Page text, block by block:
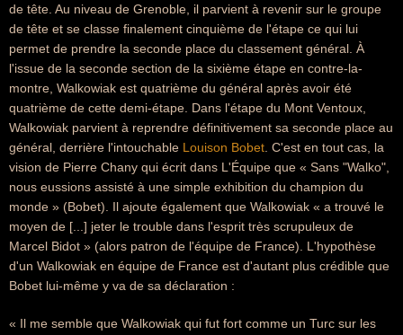
de tête. Au niveau de Grenoble, il parvient à revenir sur le groupe
de tête et se classe finalement cinquième de l'étape ce qui lui
permet de prendre la seconde place du classement général. À
l'issue de la seconde section de la sixième étape en contre-la-
montre, Walkowiak est quatrième du général après avoir été
quatrième de cette demi-étape. Dans l'étape du Mont Ventoux,
Walkowiak parvient à reprendre définitivement sa seconde place au
général, derrière l'intouchable Louison Bobet . C'est en tout cas, la
vision de Pierre Chany qui écrit dans L'Équipe que « Sans "Walko",
nous eussions assisté à une simple exhibition du champion du
monde » (Bobet). Il ajoute également que Walkowiak « a trouvé le
moyen de [...] jeter le trouble dans l'esprit très scrupuleux de
Marcel Bidot » (alors patron de l'équipe de France). L'hypothèse
d'un Walkowiak en équipe de France est d'autant plus crédible que
Bobet lui-même y va de sa déclaration :
« Il me semble que Walkowiak qui fut fort comme un Turc sur les